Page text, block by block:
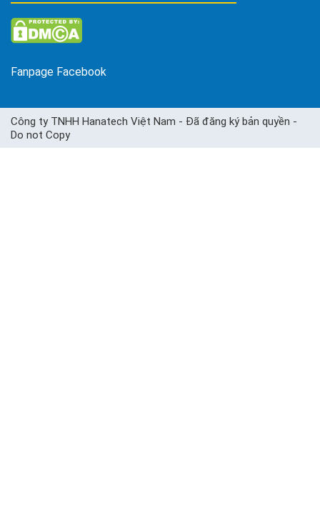
Fanpage Facebook
Công ty TNHH Hanatech Việt Nam - Đã đăng ký bản quyền -
Do not Copy